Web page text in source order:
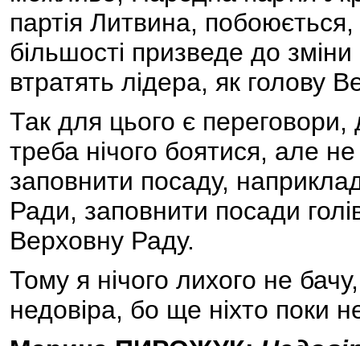
партія Литвина,
більшості призведе до
втратять лідера, як голову
Так для цього є
треба нічого боятися, але
заповнити посаду,
Ради, заповнити посади
Верховну Раду.
Тому я нічого лихого не
недовіра, бо ще ніхто поки